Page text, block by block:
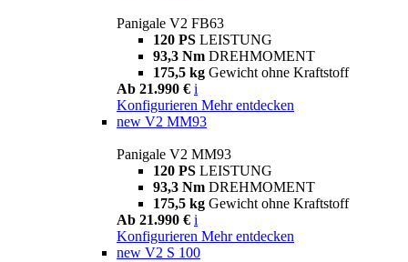
Panigale V2 FB63
120 PS LEISTUNG
93,3 Nm DREHMOMENT
175,5 kg Gewicht ohne Kraftstoff
Ab 21.990 € i
Konfigurieren Mehr entdecken
new V2 MM93
Panigale V2 MM93
120 PS LEISTUNG
93,3 Nm DREHMOMENT
175,5 kg Gewicht ohne Kraftstoff
Ab 21.990 € i
Konfigurieren Mehr entdecken
new V2 S 100